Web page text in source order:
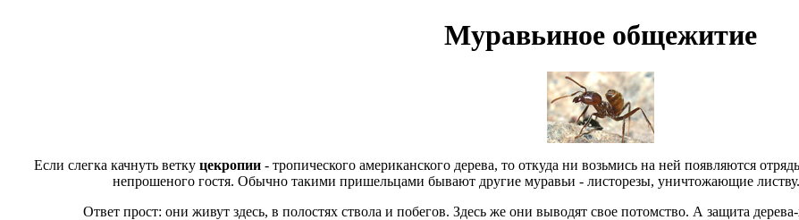
Муравьиное общежитие
Если слегка качнуть ветку цекропии - тропического американского дерева, то откуда ни возьмись на ней появляются
непрошеного гостя. Обычно такими пришельцами бывают другие муравьи - листорезы, уничтожающие
Ответ прост: они живут здесь, в полостях ствола и побегов. Здесь же они выводят свое потомство. А защита дерева-